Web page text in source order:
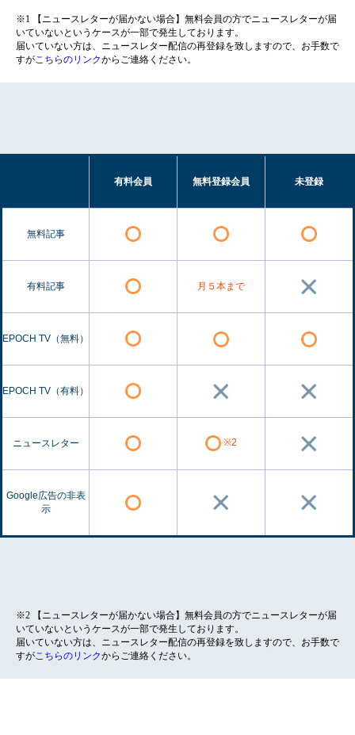
※1 【ニュースレターが届かない場合】無料会員の方でニュースレターが届
いていないというケースが一部で発生しております。
届いていない方は、ニュースレター配信の再登録を致しますので、お手数で
すがこちらのリンクからご連絡ください。
有料会員 無料登録会員 未登録
無料記事
有料記事 月５本まで
EPOCH TV（無料）
EPOCH TV（有料）
ニュースレター ※2
Google広告の非表
示
※2 【ニュースレターが届かない場合】無料会員の方でニュースレターが届
いていないというケースが一部で発生しております。
届いていない方は、ニュースレター配信の再登録を致しますので、お手数で
すがこちらのリンクからご連絡ください。